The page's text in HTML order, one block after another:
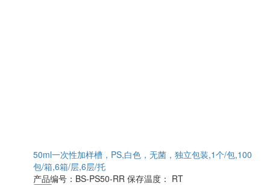
50ml一次性加样槽，PS,白色，无菌，独立包装,1个/包,100
包/箱,6箱/层,6层/托
产品编号：BS-PS50-RR 保存温度： RT